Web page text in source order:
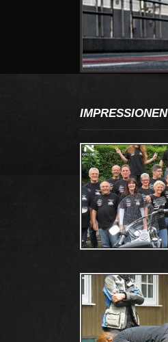
IMPRESSIONEN